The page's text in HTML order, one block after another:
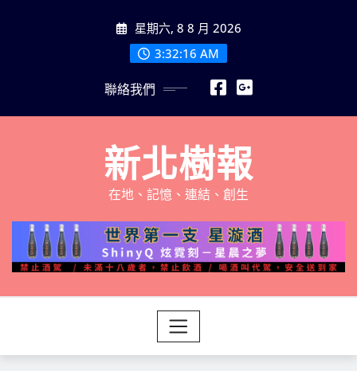
星期六, 8 8 月 2026
3:32:17 AM
聯絡我們
新北樹報
在地、記憶、連結、創生